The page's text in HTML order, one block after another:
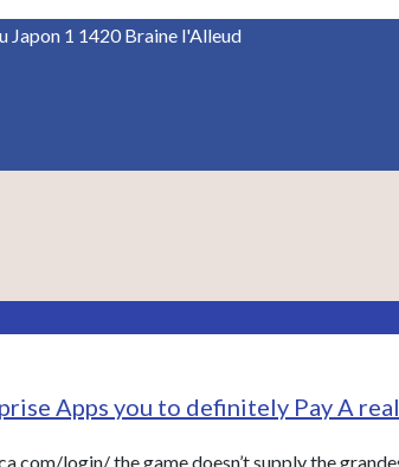
Japon 1 1420 Braine l'Alleud
Apps you to definitely Pay A
login/ the game doesn’t supply the